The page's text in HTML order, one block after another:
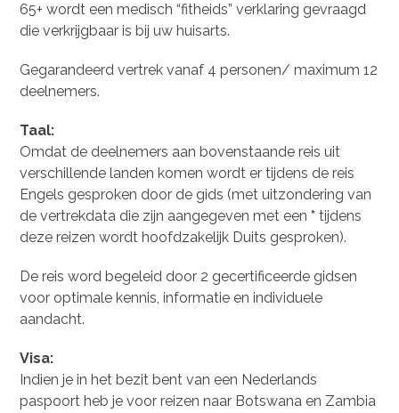
65+ wordt een medisch “fitheids” verklaring gevraagd
die verkrijgbaar is bij uw huisarts.
Gegarandeerd vertrek vanaf 4 personen/ maximum 12
deelnemers.
Taal:
Omdat de deelnemers aan bovenstaande reis uit
verschillende landen komen wordt er tijdens de reis
Engels gesproken door de gids (met uitzondering van
de vertrekdata die zijn aangegeven met een* tijdens
deze reizen wordt hoofdzakelijk Duits gesproken).
De reis word begeleid door 2 gecertificeerde gidsen
voor optimale kennis, informatie en individuele
aandacht.
Visa:
Indien je in het bezit bent van een Nederlands
paspoort heb je voor reizen naar Botswana en Zambia